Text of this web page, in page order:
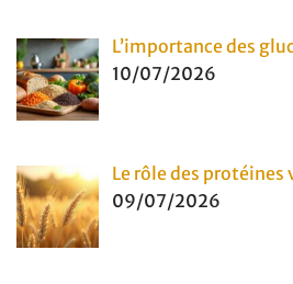
L’importance des
10/07/2026
Le rôle des protéines
09/07/2026